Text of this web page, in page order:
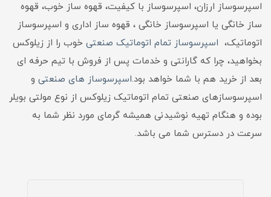
اسپرسوساز ارزان، اسپرسوساز با کیفیت، قهوه ساز خوب، قهوه
ساز خانگی یا اسپرسوساز خانگی ، قهوه ساز اداری و اسپرسوساز
اتوماتیک، اسپرسوساز تمام اتوماتیک صنعتی خوب را از زیلوکس
بخواهید، چرا که گارانتی و خدمات پس از فروش با تیم حرفه ای
بعد از خرید هم با شما خواهد بود.اسپرسوساز های صنعتی و
اسپرسوسازهای صنعتی تمام اتوماتیک زیلوکس از نوع مولتی بویلر
بوده و هنگام تهیه نوشیدنی همیشه گرمای مورد نظر شما به
سرعت در دسترس شما می باشد.